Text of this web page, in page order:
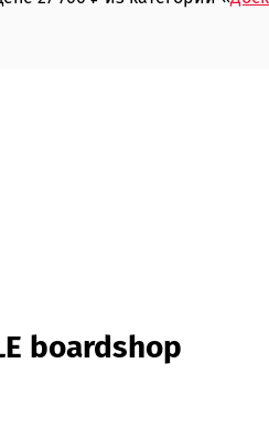
boardshop